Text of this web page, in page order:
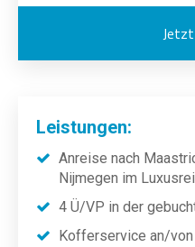
Leistungen:
Anreise nach
Nijmegen im
4 Ü/VP in der
Kofferservice an/von